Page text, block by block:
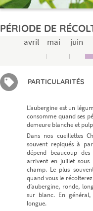
PÉRIODE DE
avril mai juin
PARTICULARITÉS
L’aubergine est un
consomme quand ses
demeure blanche et
Dans nos cueillettes
souvent repiqués à
dépend beaucoup
arrivent en juillet sous
champ. Le plus
quand vous le
d’aubergine, ronde,
sur blanc. En
longue.